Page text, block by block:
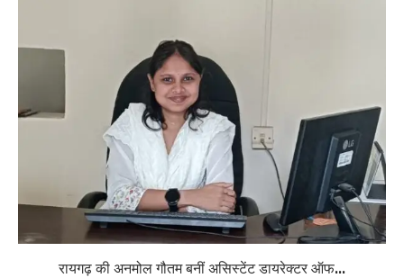
रायगढ़ की अनमोल गौतम बनीं असिस्टेंट डायरेक्टर ऑफ...